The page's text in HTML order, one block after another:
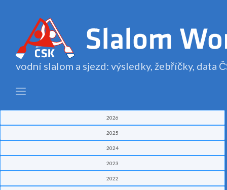
vodní slalom a sjezd: výsledky, žebříčky, data
2026
2025
2024
2023
2022